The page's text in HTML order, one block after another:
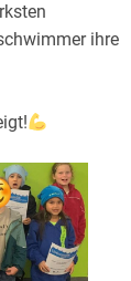
ihre